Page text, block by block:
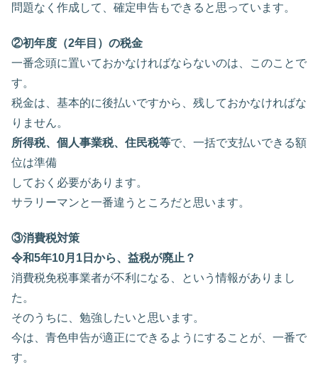
問題なく作成して、確定申告もできると思っています。
②初年度（2年目）の税金
一番念頭に置いておかなければならないのは、このことで
す。
税金は、基本的に後払いですから、残しておかなければな
りません。
所得税、個人事業税、住民税等で、一括で支払いできる額
位は準備
しておく必要があります。
サラリーマンと一番違うところだと思います。
③消費税対策
令和5年10月1日から、益税が廃止？
消費税免税事業者が不利になる、という情報がありまし
た。
そのうちに、勉強したいと思います。
今は、青色申告が適正にできるようにすることが、一番で
す。